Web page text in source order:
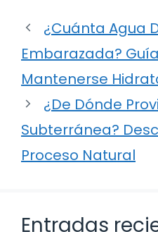
¿Cuánta Agua
Embarazada?
Mantenerse
¿De Dónde
Subterránea?
Proceso Natural
Entradas